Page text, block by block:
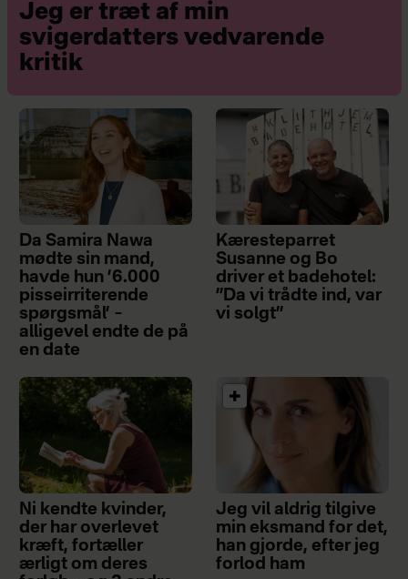
Jeg er træt af min
svigerdatters vedvarende
kritik
Da Samira Nawa
mødte sin mand,
havde hun ’6.000
pisseirriterende
spørgsmål’ –
alligevel endte de på
en date
Kæresteparret
Susanne og Bo
driver et badehotel:
”Da vi trådte ind, var
vi solgt”
Ni kendte kvinder,
der har overlevet
kræft, fortæller
ærligt om deres
Jeg vil aldrig tilgive
min eksmand for det,
han gjorde, efter jeg
forlod ham